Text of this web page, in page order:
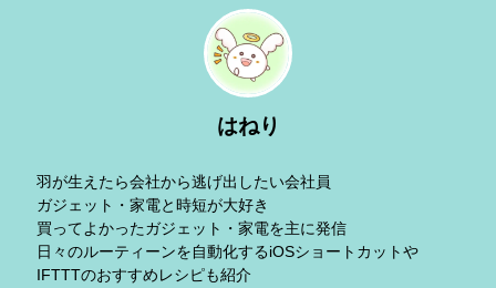
はねり
羽が生えたら会社から逃げ出したい会社員
ガジェット・家電と時短が大好き
買ってよかったガジェット・家電を主に発信
日々のルーティーンを自動化するiOSショートカットや
IFTTTのおすすめレシピも紹介